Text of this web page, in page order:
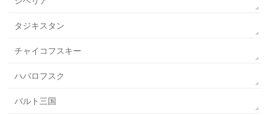
タジキスタン
チャイコフスキー
ハバロフスク
バルト三国